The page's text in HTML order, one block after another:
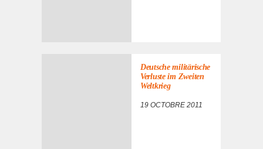
Deutsche militä­rische
Verluste im Zwei­ten
Welt­krieg
19 OCTOBRE 2011